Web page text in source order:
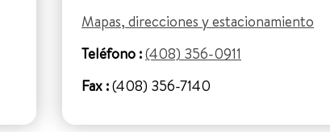
Mapas, direcciones y estacionamiento
Teléfono :(408) 356-0911
Fax :(408) 356-7140